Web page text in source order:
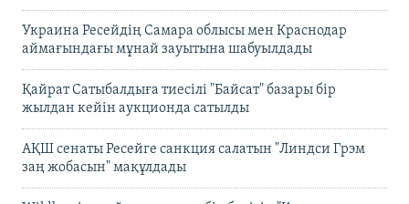
Украина Ресейдің Самара облысы мен Краснодар
аймағындағы мұнай зауытына шабуылдады
Қайрат Сатыбалдыға тиесілі "Байсат" базары бір
жылдан кейін аукционда сатылды
АҚШ сенаты Ресейге санкция салатын "Линдси Грэм
заң жобасын" мақұлдады